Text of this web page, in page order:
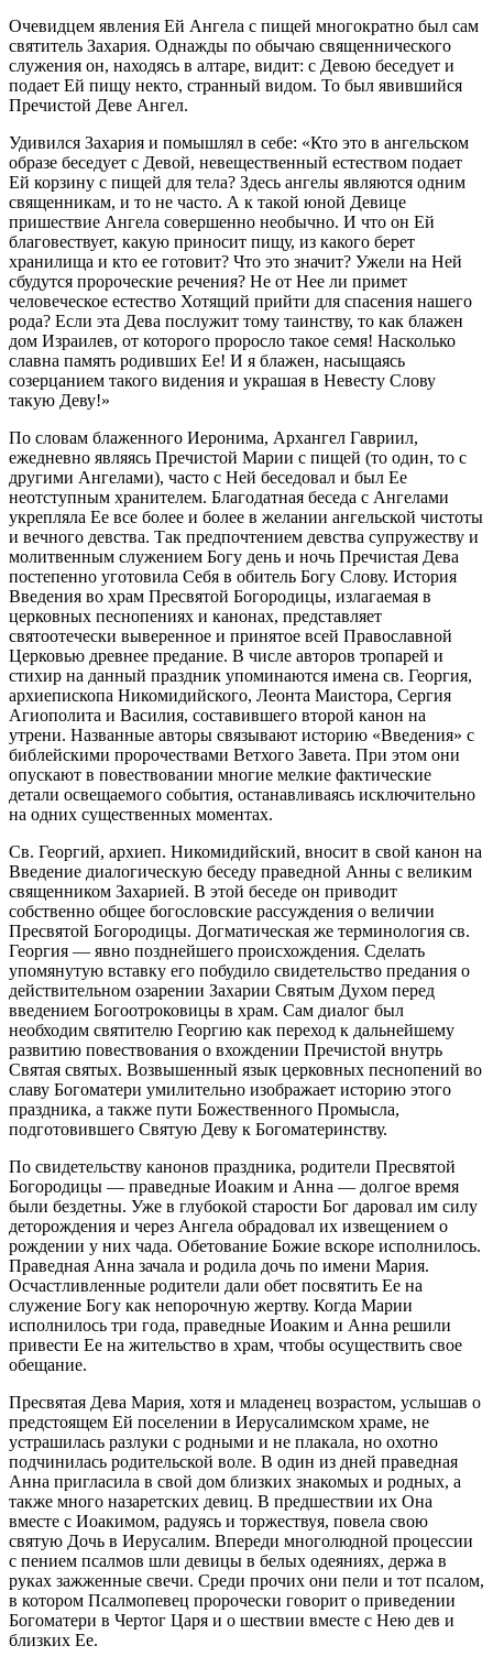
Очевидцем явления Ей Ангела с пищей многократно был сам
святитель Захария. Однажды по обычаю священнического
служения он, находясь в алтаре, видит: с Девою беседует и
подает Ей пищу некто, странный видом. То был явившийся
Пречистой Деве Ангел.
Удивился Захария и помышлял в себе: «Кто это в ангельском
образе беседует с Девой, невещественный естеством подает
Ей корзину с пищей для тела? Здесь ангелы являются одним
священникам, и то не часто. А к такой юной Девице
пришествие Ангела совершенно необычно. И что он Ей
благовествует, какую приносит пищу, из какого берет
хранилища и кто ее готовит? Что это значит? Ужели на Ней
сбудутся пророческие речения? Не от Нее ли примет
человеческое естество Хотящий прийти для спасения нашего
рода? Если эта Дева послужит тому таинству, то как блажен
дом Израилев, от которого проросло такое семя! Насколько
славна память родивших Ее! И я блажен, насыщаясь
созерцанием такого видения и украшая в Невесту Слову
такую Деву!»
По словам блаженного Иеронима, Архангел Гавриил,
ежедневно являясь Пречистой Марии с пищей (то один, то с
другими Ангелами), часто с Ней беседовал и был Ее
неотступным хранителем. Благодатная беседа с Ангелами
укрепляла Ее все более и более в желании ангельской чистоты
и вечного девства. Так предпочтением девства супружеству и
молитвенным служением Богу день и ночь Пречистая Дева
постепенно уготовила Себя в обитель Богу Слову. История
Введения во храм Пресвятой Богородицы, излагаемая в
церковных песнопениях и канонах, представляет
святоотечески выверенное и принятое всей Православной
Церковью древнее предание. В числе авторов тропарей и
стихир на данный праздник упоминаются имена св. Георгия,
архиепископа Никомидийского, Леонта Маистора, Сергия
Агиополита и Василия, составившего второй канон на
утрени. Названные авторы связывают историю «Введения» с
библейскими пророчествами Ветхого Завета. При этом они
опускают в повествовании многие мелкие фактические
детали освещаемого события, останавливаясь исключительно
на одних существенных моментах.
Св. Георгий, архиеп. Никомидийский, вносит в свой канон на
Введение диалогическую беседу праведной Анны с великим
священником Захарией. В этой беседе он приводит
собственно общее богословские рассуждения о величии
Пресвятой Богородицы. Догматическая же терминология св.
Георгия — явно позднейшего происхождения. Сделать
упомянутую вставку его побудило свидетельство предания о
действительном озарении Захарии Святым Духом перед
введением Богоотроковицы в храм. Сам диалог был
необходим святителю Георгию как переход к дальнейшему
развитию повествования о вхождении Пречистой внутрь
Святая святых. Возвышенный язык церковных песнопений во
славу Богоматери умилительно изображает историю этого
праздника, а также пути Божественного Промысла,
подготовившего Святую Деву к Богоматеринству.
По свидетельству канонов праздника, родители Пресвятой
Богородицы — праведные Иоаким и Анна — долгое время
были бездетны. Уже в глубокой старости Бог даровал им силу
деторождения и через Ангела обрадовал их извещением о
рождении у них чада. Обетование Божие вскоре исполнилось.
Праведная Анна зачала и родила дочь по имени Мария.
Осчастливленные родители дали обет посвятить Ее на
служение Богу как непорочную жертву. Когда Марии
исполнилось три года, праведные Иоаким и Анна решили
привести Ее на жительство в храм, чтобы осуществить свое
обещание.
Пресвятая Дева Мария, хотя и младенец возрастом, услышав о
предстоящем Ей поселении в Иерусалимском храме, не
устрашилась разлуки с родными и не плакала, но охотно
подчинилась родительской воле. В один из дней праведная
Анна пригласила в свой дом близких знакомых и родных, а
также много назаретских девиц. В предшествии их Она
вместе с Иоакимом, радуясь и торжествуя, повела свою
святую Дочь в Иерусалим. Впереди многолюдной процессии
с пением псалмов шли девицы в белых одеяниях, держа в
руках зажженные свечи. Среди прочих они пели и тот псалом,
в котором Псалмопевец пророчески говорит о приведении
Богоматери в Чертог Царя и о шествии вместе с Нею дев и
близких Ее.